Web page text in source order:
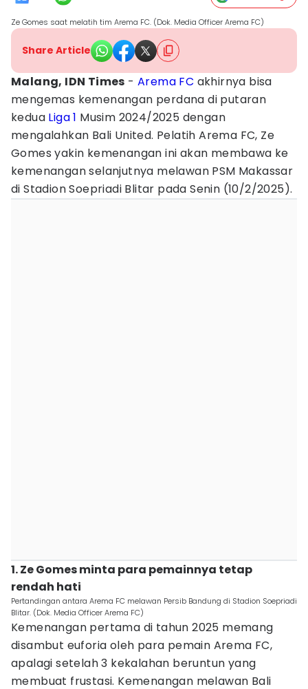
Ze Gomes saat melatih tim Arema FC. (Dok. Media Officer Arema FC)
Share Article
Malang, IDN Times -Arema FC akhirnya bisa
mengemas kemenangan perdana di putaran
kedua Liga 1 Musim 2024/2025 dengan
mengalahkan Bali United. Pelatih Arema FC, Ze
Gomes yakin kemenangan ini akan membawa ke
kemenangan selanjutnya melawan PSM Makassar
di Stadion Soepriadi Blitar pada Senin (10/2/2025).
1. Ze Gomes minta para pemainnya tetap
rendah hati
Pertandingan antara Arema FC melawan Persib Bandung di Stadion Soepriadi
Blitar. (Dok. Media Officer Arema FC)
Kemenangan pertama di tahun 2025 memang
disambut euforia oleh para pemain Arema FC,
apalagi setelah 3 kekalahan beruntun yang
membuat frustasi. Kemenangan melawan Bali